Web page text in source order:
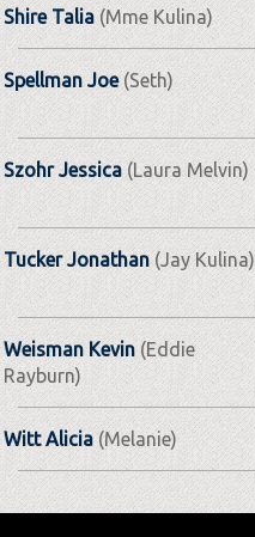
Shire Talia(Mme Kulina)
Spellman Joe(Seth)
Szohr Jessica (Laura Melvin)
Tucker Jonathan(Jay Kulina)
Weisman Kevin (Eddie
Rayburn)
Witt Alicia(Melanie)